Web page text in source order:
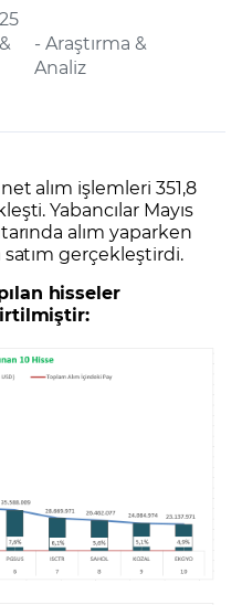
- Araştırma &
Analiz
alım işlemleri 351,8
Yabancılar Mayıs
alım yaparken
gerçekleştirdi.
hisseler